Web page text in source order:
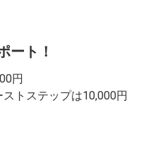
ート！
円
トステップは10,000円